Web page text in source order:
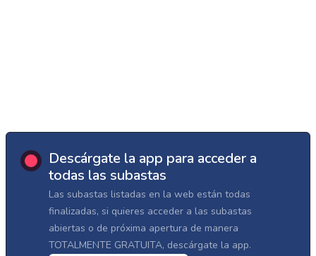
Descárgate la app para acceder a
todas las subastas
Las subastas listadas en la web están todas
finalizadas, si quieres acceder a las subastas
abiertas o de próxima apertura de manera
TOTALMENTE GRATUITA, descárgate la app.